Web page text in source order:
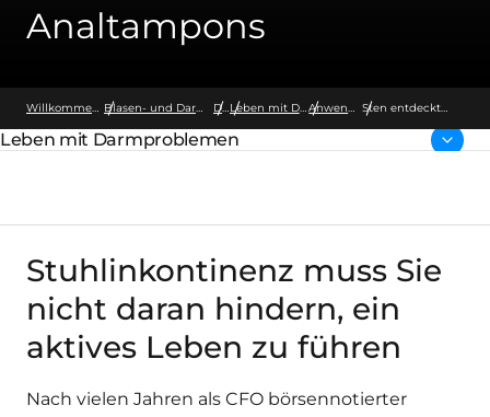
Analtampons
Willkommen bei Wellspect Blasen- und Darmfunktionsstörungen Darm Leben mit Darmproblemen Anwenderberichte Sten entdeckt
Analtampons
übergeordnete Seite:
Leben mit Darmproblemen
Stuhlinkontinenz muss Sie
nicht daran hindern, ein
aktives Leben zu führen
Nach vielen Jahren als CFO börsennotierter